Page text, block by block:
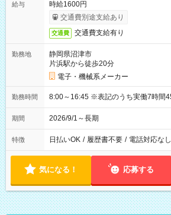
給与
時給1600円
交通費別途支給あり
交通費 交通費支給有り
勤務地
静岡県沼津市
片浜駅から徒歩20分
電子・機械系メーカー
勤務時間 8:00～16:45 ※表記のうち実働7時
期間 2026/9/1～長期
特徴 日払いOK / 履歴書不要 / 電話対応なし
気になる！ 応募する